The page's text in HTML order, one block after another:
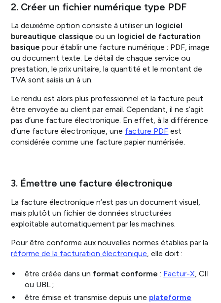
2. Créer un fichier numérique type PDF
La deuxième option consiste à utiliser un logiciel
bureautique classique ou un logiciel de facturation
basique pour établir une facture numérique : PDF, image
ou document texte. Le détail de chaque service ou
prestation, le prix unitaire, la quantité et le montant de
TVA sont saisis un à un.
Le rendu est alors plus professionnel et la facture peut
être envoyée au client par email. Cependant, il ne s’agit
pas d’une facture électronique. En effet, à la différence
d’une facture électronique, une facture PDF est
considérée comme une facture papier numérisée.
3. Émettre une facture électronique
La facture électronique n’est pas un document visuel,
mais plutôt un fichier de données structurées
exploitable automatiquement par les machines.
Pour être conforme aux nouvelles normes établies par la
réforme de la facturation électronique, elle doit :
être créée dans un format conforme : Factur-X, CII
ou UBL ;
être émise et transmise depuis une plateforme